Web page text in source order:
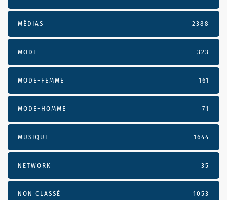
MÉDIAS 2388
MODE 323
MODE-FEMME 161
MODE-HOMME 71
MUSIQUE 1644
NETWORK 35
NON CLASSÉ 1053